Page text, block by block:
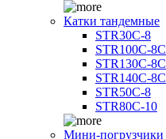
Катки тандемные
STR30C-8
STR100C-8С
STR130C-8С
STR140C-8С
STR50C-8
STR80C-10
Мини-погрузчики